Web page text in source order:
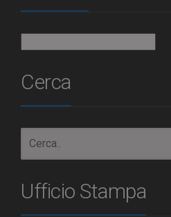
Cerca
Ufficio Stampa